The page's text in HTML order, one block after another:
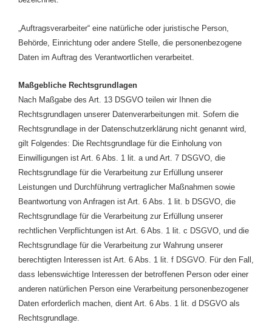
„Auftragsverarbeiter“ eine natürliche oder juristische Person,
Behörde, Einrichtung oder andere Stelle, die personenbezogene
Daten im Auftrag des Verantwortlichen verarbeitet.
Maßgebliche Rechtsgrundlagen
Nach Maßgabe des Art. 13 DSGVO teilen wir Ihnen die
Rechtsgrundlagen unserer Datenverarbeitungen mit. Sofern die
Rechtsgrundlage in der Datenschutzerklärung nicht genannt wird,
gilt Folgendes: Die Rechtsgrundlage für die Einholung von
Einwilligungen ist Art. 6 Abs. 1 lit. a und Art. 7 DSGVO, die
Rechtsgrundlage für die Verarbeitung zur Erfüllung unserer
Leistungen und Durchführung vertraglicher Maßnahmen sowie
Beantwortung von Anfragen ist Art. 6 Abs. 1 lit. b DSGVO, die
Rechtsgrundlage für die Verarbeitung zur Erfüllung unserer
rechtlichen Verpflichtungen ist Art. 6 Abs. 1 lit. c DSGVO, und die
Rechtsgrundlage für die Verarbeitung zur Wahrung unserer
berechtigten Interessen ist Art. 6 Abs. 1 lit. f DSGVO. Für den Fall,
dass lebenswichtige Interessen der betroffenen Person oder einer
anderen natürlichen Person eine Verarbeitung personenbezogener
Daten erforderlich machen, dient Art. 6 Abs. 1 lit. d DSGVO als
Rechtsgrundlage.